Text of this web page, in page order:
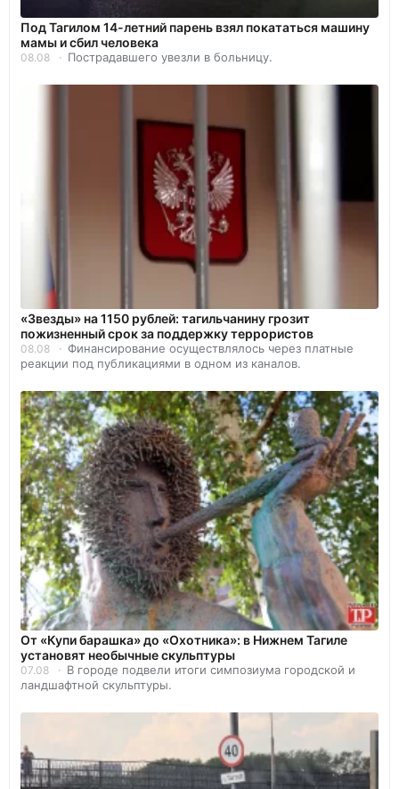
Под Тагилом 14-летний парень взял покататься машину
мамы и сбил человека
08.08 Пострадавшего увезли в больницу.
«Звезды» на 1150 рублей: тагильчанину грозит
пожизненный срок за поддержку террористов
08.08
Финансирование осуществлялось через платные
реакции под публикациями в одном из каналов.
От «Купи барашка» до «Охотника»: в Нижнем Тагиле
установят необычные скульптуры
07.08
В городе подвели итоги симпозиума городской и
ландшафтной скульптуры.